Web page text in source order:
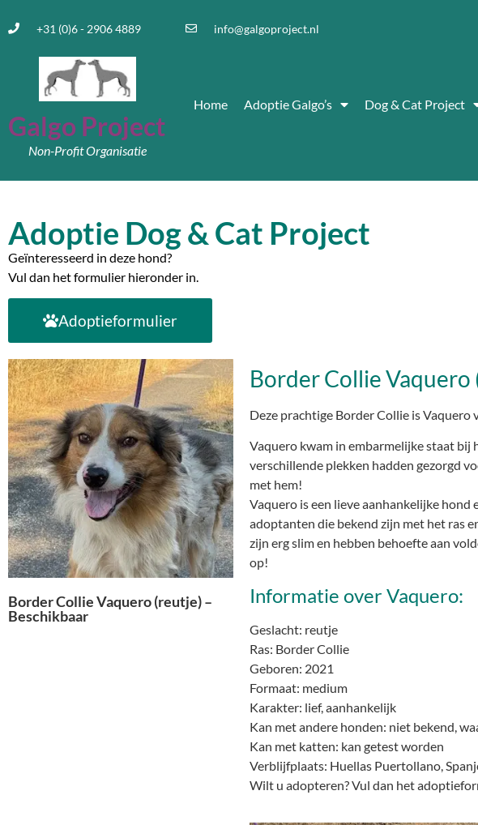
+31 (0)6 - 2906 4889 info@galgoproject.nl
Galgo Project
Non-Profit Organisatie
Home Adoptie Galgo’s Dog & Cat Project
Adoptie Dog & Cat Project
Geïnteresseerd in deze hond?
Vul dan het formulier hieronder in.
Adoptieformulier
Border Collie Vaquero (reutje) –
Beschikbaar
Border Collie
Deze prachtige Border Collie is Vaquero
Vaquero kwam in embarmelijke staat bij
verschillende plekken hadden gezorgd
met hem!
Vaquero is een lieve aanhankelijke hond
adoptanten die bekend zijn met het ras
zijn erg slim en hebben behoefte aan
op!
Informatie over Vaquero:
Geslacht: reutje
Ras: Border Collie
Geboren: 2021
Formaat: medium
Karakter: lief, aanhankelijk
Kan met andere honden: niet bekend,
Kan met katten: kan getest worden
Verblijfplaats: Huellas Puertollano,
Wilt u adopteren? Vul dan het